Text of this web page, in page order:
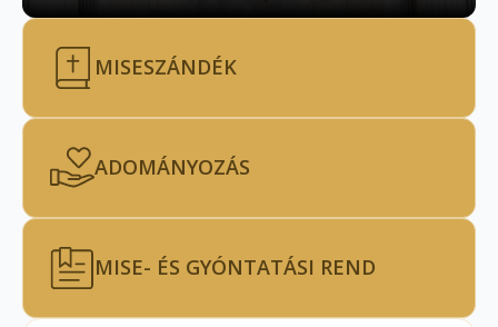
MISESZÁNDÉK
ADOMÁNYOZÁS
MISE- ÉS GYÓNTATÁSI REND